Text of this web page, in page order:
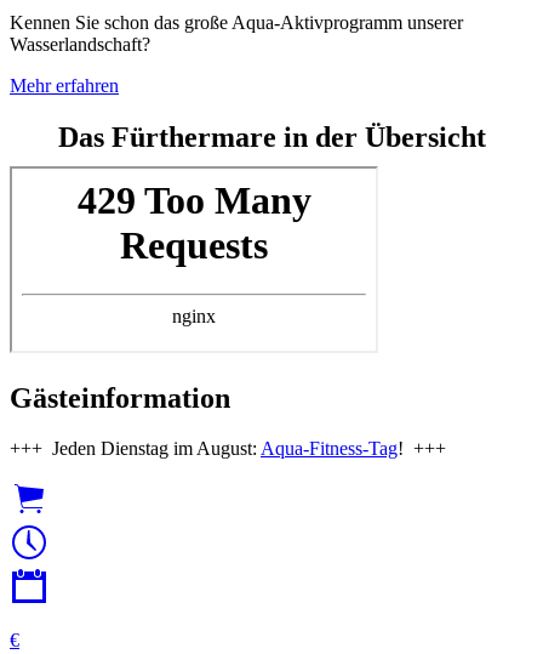
Kennen Sie schon das große Aqua-Aktivprogramm unserer
Wasserlandschaft?
Mehr erfahren
Das Fürthermare in der Übersicht
Gästeinformation
+++ Jeden Dienstag im August: Aqua-Fitness-Tag! +++
€